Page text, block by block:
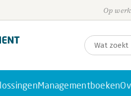
Op
Managementboeken